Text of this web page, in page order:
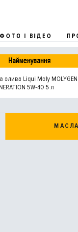
ФОТО І ВІДЕО
Найменування
олива Liqui Moly MOLYGEN
5W-40 5 л
МАСЛА